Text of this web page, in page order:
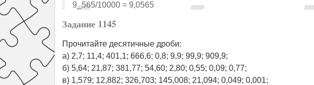
9_565/10000 = 9,0565
Задание 1145
Прочитайте десятичные дроби:
а) 2,7; 11,4; 401,1; 666,6; 0,8; 9,9; 99,9; 909,9;
б) 5,64; 21,87; 381,77; 54,60; 2,80; 0,55; 0,09; 0,77;
в) 1,579; 12,882; 326,703; 145,008; 21,094; 0,049; 0,001;